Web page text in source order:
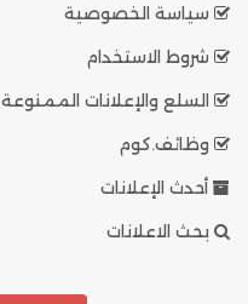
سياسة الخصوصية
شروط الاستخدام
السلع والإعلانات الممنوعة
وظائف.كوم
أحدث الإعلانات
بحث الاعلانات